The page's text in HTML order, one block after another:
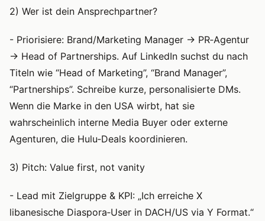
2) Wer ist dein Ansprechpartner?
- Priorisiere: Brand/Marketing Manager → PR‑Agentur
→ Head of Partnerships. Auf LinkedIn suchst du nach
Titeln wie “Head of Marketing”, “Brand Manager”,
“Partnerships”. Schreibe kurze, personalisierte DMs.
Wenn die Marke in den USA wirbt, hat sie
wahrscheinlich interne Media Buyer oder externe
Agenturen, die Hulu‑Deals koordinieren.
3) Pitch: Value first, not vanity
- Lead mit Zielgruppe & KPI: „Ich erreiche X
libanesische Diaspora‑User in DACH/US via Y Format.“